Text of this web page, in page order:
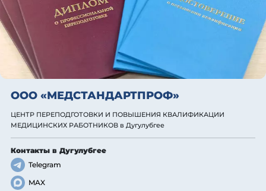
ООО «МЕДСТАНДАРТПРОФ»
ЦЕНТР ПЕРЕПОДГОТОВКИ И ПОВЫШЕНИЯ КВАЛИФИКАЦИИ
МЕДИЦИНСКИХ РАБОТНИКОВ в Дугулубгее
Контакты в Дугулубгее
Telegram
MAX